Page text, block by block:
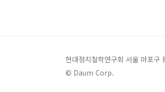
현대정치철학연구회 서울 마포구
© Daum Corp.